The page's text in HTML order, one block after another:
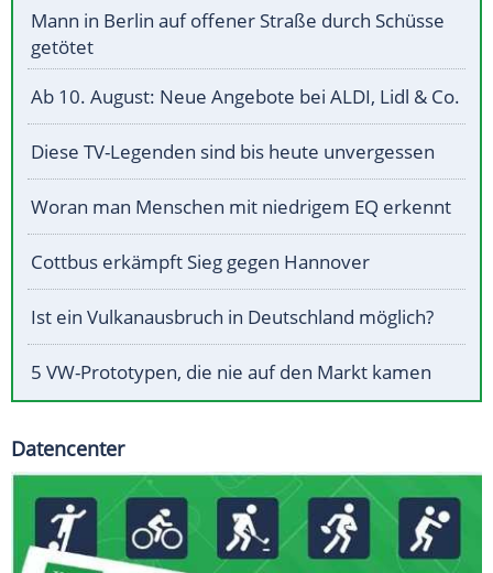
Mann in Berlin auf offener Straße durch Schüsse
getötet
Ab 10. August: Neue Angebote bei ALDI, Lidl & Co.
Diese TV-Legenden sind bis heute unvergessen
Woran man Menschen mit niedrigem EQ erkennt
Cottbus erkämpft Sieg gegen Hannover
Ist ein Vulkanausbruch in Deutschland möglich?
5 VW-Prototypen, die nie auf den Markt kamen
Datencenter